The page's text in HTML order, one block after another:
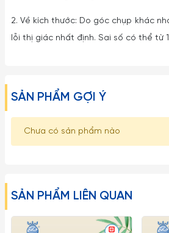
2. Về kích thước: Do góc chụp khác
lỗi thị giác nhất định. Sai số có thể từ
SẢN PHẨM GỢI Ý
Chưa có sản phẩm nào
SẢN PHẨM LIÊN QUAN